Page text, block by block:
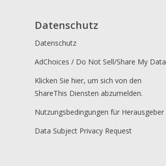
Datenschutz
Datenschutz
AdChoices / Do Not Sell/Share My Data
Klicken Sie hier, um sich von den
ShareThis Diensten abzumelden.
Nutzungsbedingungen für Herausgeber
Data Subject Privacy Request